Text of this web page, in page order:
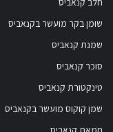
שומן בקר מועשר בקנאביס
שמנת קנאביס
סוכר קנאביס
טינקטורת קנאביס
שמן קוקוס מועשר בקנאביס